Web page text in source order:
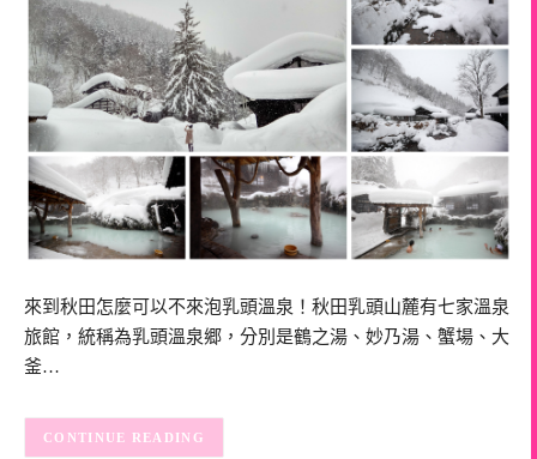
來到秋田怎麼可以不來泡乳頭溫泉！秋田乳頭山麓有七家溫泉
旅館，統稱為乳頭溫泉郷，分別是鶴之湯、妙乃湯、蟹場、大
釜…
CONTINUE READING